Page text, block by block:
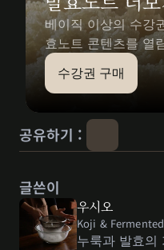
베이직 이상의 수강
효노트 콘텐츠를 열
수강권 구매
공유하기 :
글쓴이
우시오
Koji &
누룩과 발효의